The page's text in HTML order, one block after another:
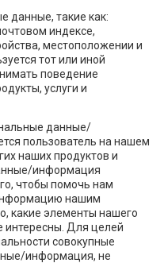
данные, такие как:
индексе,
местоположении и
тот или иной
поведение
услуги и
данные/
пользователь на нашем
наших продуктов и
информация
чтобы помочь нам
нашим
какие элементы нашего
интересны. Для целей
совокупные
информация, не